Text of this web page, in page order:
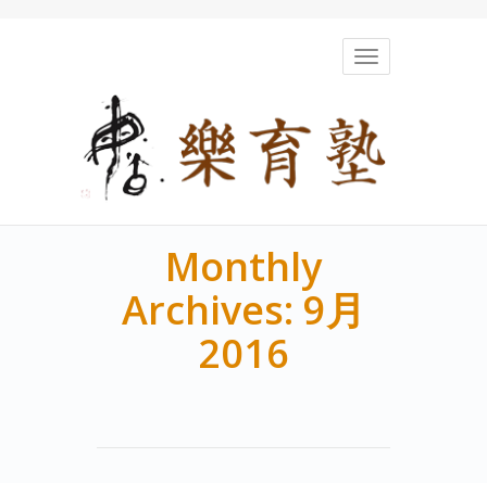
Toggle
navigation
Monthly
Archives: 9月
2016